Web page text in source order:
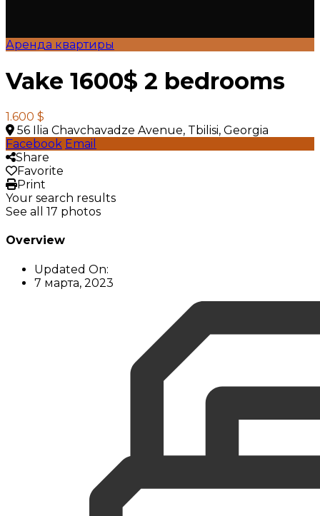
Аренда квартиры
Vake 1600$ 2 bedrooms
1.600 $
56 Ilia Chavchavadze Avenue, Tbilisi, Georgia
Facebook Email
Share
Favorite
Print
Your search results
See all 17 photos
Overview
Updated On:
7 марта, 2023